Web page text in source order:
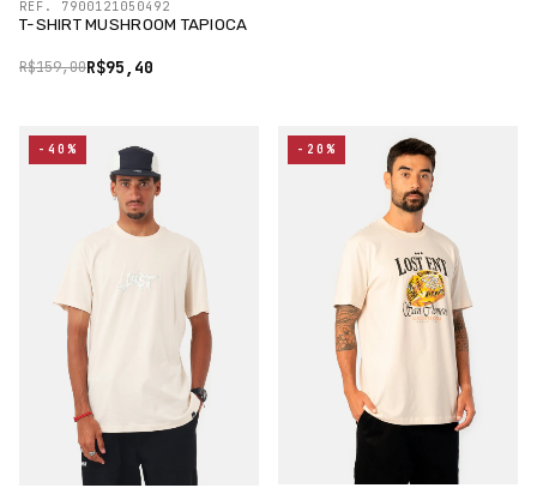
T-SHIRT MUSHROOM TAPIOCA
R$95,40
R$159,00
REF. 7900121050492
-40% -20%